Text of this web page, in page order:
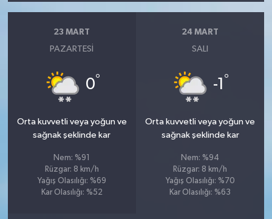
23 MART
PAZARTESI
0°
Orta kuvvetli veya yoğun ve
sağnak şeklinde kar
Nem: %91
Rüzgar: 8 km/h
Yağış Olasılığı: %69
Kar Olasılığı: %52
24 MART
SALI
-1 °
Orta kuvvetli veya yoğun ve
sağnak şeklinde kar
Nem: %94
Rüzgar: 8 km/h
Yağış Olasılığı: %70
Kar Olasılığı: %63